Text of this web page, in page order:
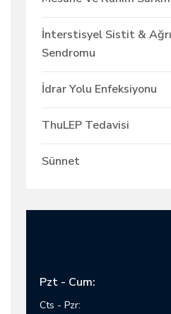
İnterstisyel Sistit &
Sendromu
İdrar Yolu Enfeksiyonu
ThuLEP Tedavisi
Sünnet
Pzt - Cum:
Cts - Pzr: